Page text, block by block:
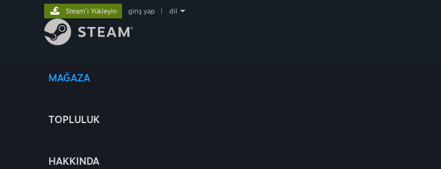
MAĞAZA
TOPLULUK
HAKKINDA
Steam'i Yükleyin giriş yap dil